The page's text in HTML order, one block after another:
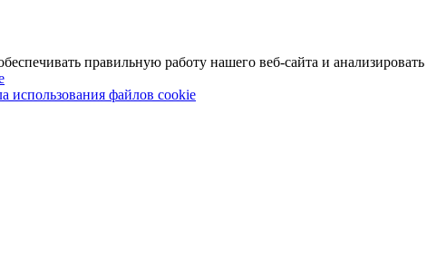
правильную работу нашего веб-сайта и анализировать
использования файлов cookie